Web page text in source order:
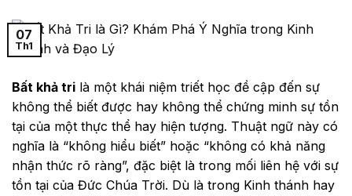
07
Th1
Bất khả tri là một khái niệm triết học đề cập đến sự
không thể biết được hay không thể chứng minh sự tồn
tại của một thực thể hay hiện tượng. Thuật ngữ này có
nghĩa là “không hiểu biết” hoặc “không có khả năng
nhận thức rõ ràng”, đặc biệt là trong mối liên hệ với sự
tồn tại của Đức Chúa Trời. Dù là trong Kinh thánh hay